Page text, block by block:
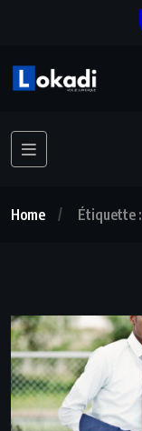
Home Étiquette :